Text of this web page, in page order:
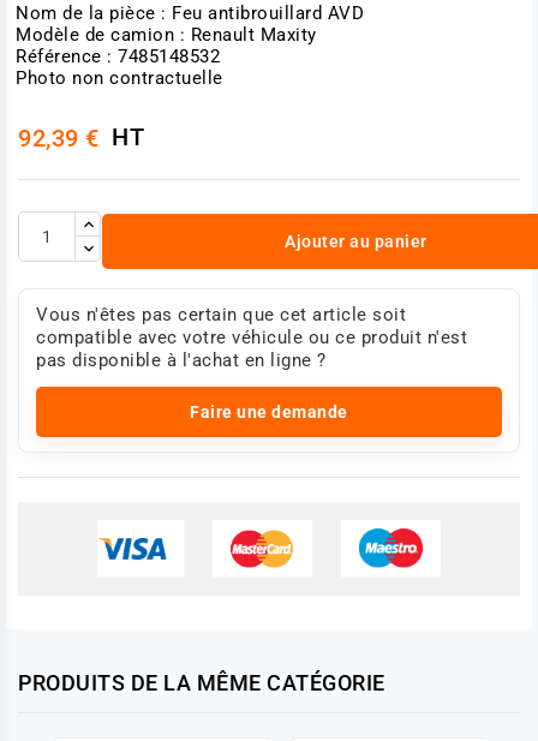
Nom de la pièce : Feu antibrouillard AVD
Modèle de camion : Renault Maxity
Référence : 7485148532
Photo non contractuelle
92,39 € HT
Ajouter au panier
Vous n'êtes pas certain que cet article soit
compatible avec votre véhicule ou ce produit n'est
pas disponible à l'achat en ligne ?
Faire une demande
PRODUITS DE LA MÊME CATÉGORIE